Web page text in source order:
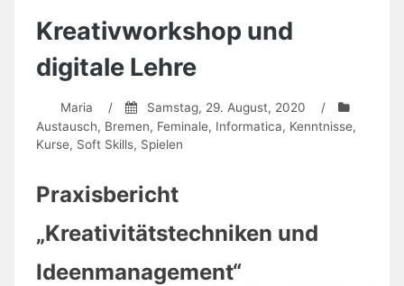
Kreativworkshop und
digitale Lehre
Maria / Samstag, 29. August, 2020
/
Austausch, Bremen, Feminale, Informatica, Kenntnisse,
Kurse, Soft Skills, Spielen
Praxisbericht
„Kreativitätstechniken und
Ideenmanagement“